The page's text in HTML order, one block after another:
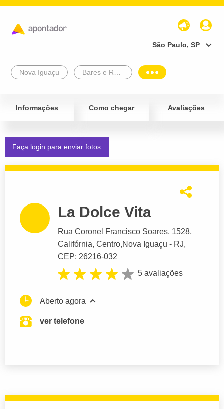
São Paulo, SP
Nova Iguaçu
Informações Como chegar Avaliações
Faça login para enviar fotos
La Dolce Vita
Rua Coronel Francisco Soares, 1528,
Califórnia, Centro,Nova Iguaçu - RJ,
CEP: 26216-032
5 avaliações
Aberto agora
ver telefone